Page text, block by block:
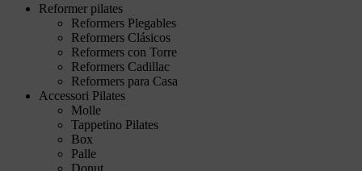
Reformer pilates
Reformers Plegables
Reformers Clásicos
Reformers con Torre
Reformers Cadillac
Reformers para Casa
Accessori Pilates
Molle
Tappetino Pilates
Box
Palle
Donut